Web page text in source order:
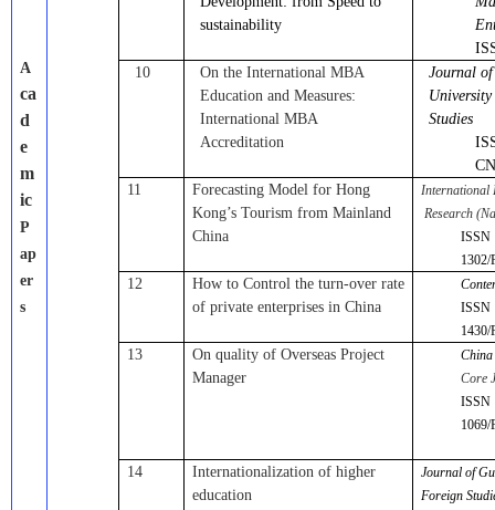
A
ca
d
e
m
ic
P
ap
er
s
sustainability
10
On the International MBA
Education and Measures:
International MBA
Accreditation
Journal
Studies
11
Forecasting Model for Hong
Kong’s Tourism from Mainland
China
International
Research
ISSN
1302/
12
How to Control the turn-over rate
of private enterprises in China
ISSN
1430/
13
On quality of Overseas Project
Manager
China
Core
ISSN
1069/
14
Internationalization of higher
education
Journal of
Foreign